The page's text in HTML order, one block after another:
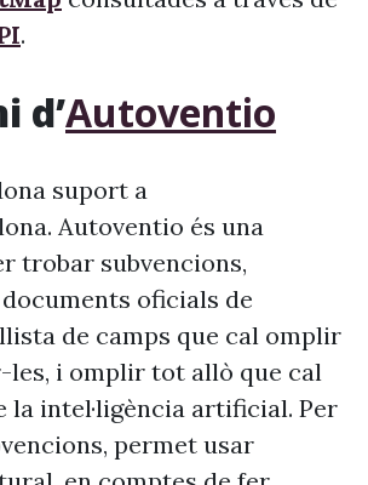
.
d’Autoventio
suport a
Autoventio és una
trobar subvencions,
oficials de
de camps que cal omplir
les, i omplir tot allò que cal
la intel·ligència artificial. Per
permet usar